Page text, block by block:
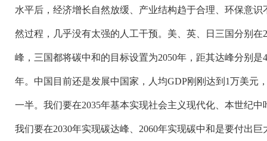
水平后，经济增长自然放缓、产业结构趋于合理、环保意
然过程，几乎没有太强的人工干预。美、英、日三国分别在
峰，三国都将碳中和的目标设置为2050年，距其达峰分别是
年。中国目前还是发展中国家，人均GDP刚刚达到1万美元
一半。我们要在2035年基本实现社会主义现代化、本世纪
我们要在2030年实现碳达峰、2060年实现碳中和是要付出